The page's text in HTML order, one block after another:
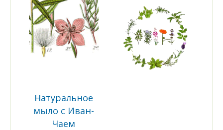
Натуральное
мыло с Иван-
Чаем